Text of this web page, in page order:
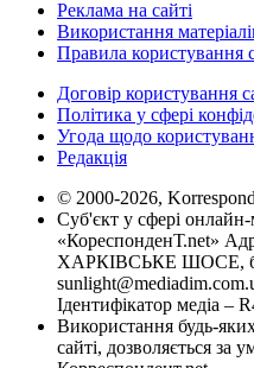
Реклама на сайті
Використання
Правила користування
Договір користування
Політика у сфері
Угода щодо
Редакція
© 2000-2026,
Суб'єкт у сфері
«КореспонденТ.net»
ХАРКІВСЬКЕ ШОСЕ,
Ідентифікатор медіа –
Використання будь-
сайті, дозволяється за